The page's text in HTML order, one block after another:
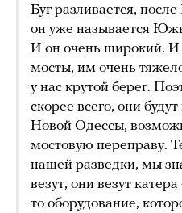
Буг разливается,
он уже называется
И он очень широкий.
мосты, им очень
у нас крутой берег.
скорее всего, они
Новой Одессы,
мостовую переправу.
нашей разведки, мы
везут, они везут
то оборудование,